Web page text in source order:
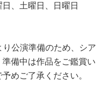
、土曜日、日曜日
公演準備のため、シア
備中は作品をご鑑賞い
めご了承ください。